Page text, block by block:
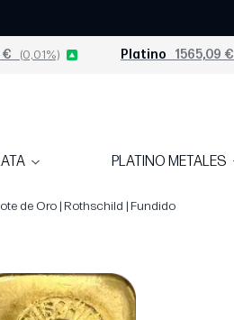
€ (0,01%) Platino 1565,09 €
PLATINO METALES
de Oro | Rothschild | Fundido